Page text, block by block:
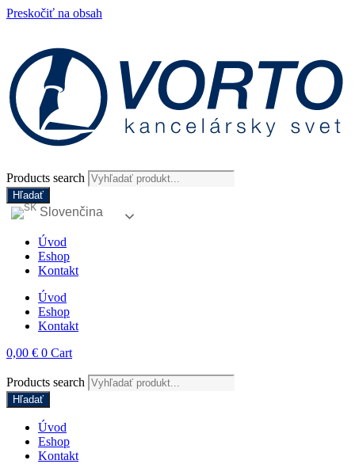
Preskočiť na obsah
Products search
Hľadať
Slovenčina
Úvod
Eshop
Kontakt
Úvod
Eshop
Kontakt
0,00 € 0 Cart
Products search
Hľadať
Úvod
Eshop
Kontakt